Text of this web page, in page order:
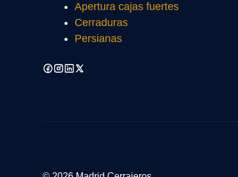
Apertura cajas fuertes
Cerraduras
Persianas